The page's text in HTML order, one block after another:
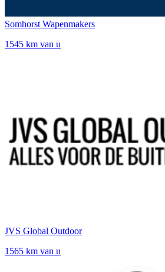
Somhorst Wapenmakers
1545 km van u
JVS Global Outdoor
1565 km van u